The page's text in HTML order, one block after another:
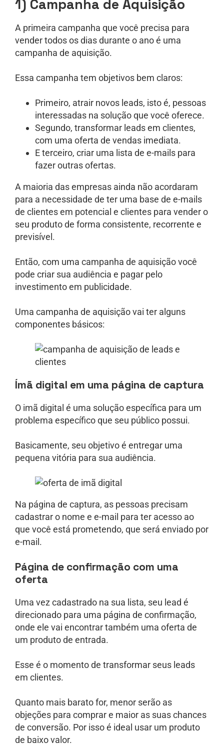
1) Campanha de Aquisição
A primeira campanha que você precisa para
vender todos os dias durante o ano é uma
campanha de aquisição.
Essa campanha tem objetivos bem claros:
Primeiro, atrair novos leads, isto é, pessoas
interessadas na solução que você oferece.
Segundo, transformar leads em clientes,
com uma oferta de vendas imediata.
E terceiro, criar uma lista de e-mails para
fazer outras ofertas.
A maioria das empresas ainda não acordaram
para a necessidade de ter uma base de e-mails
de clientes em potencial e clientes para vender o
seu produto de forma consistente, recorrente e
previsível.
Então, com uma campanha de aquisição você
pode criar sua audiência e pagar pelo
investimento em publicidade.
Uma campanha de aquisição vai ter alguns
componentes básicos:
Ímã digital em uma página de captura
O imã digital é uma solução específica para um
problema específico que seu público possui.
Basicamente, seu objetivo é entregar uma
pequena vitória para sua audiência.
Na página de captura, as pessoas precisam
cadastrar o nome e e-mail para ter acesso ao
que você está prometendo, que será enviado por
e-mail.
Página de confirmação com uma
oferta
Uma vez cadastrado na sua lista, seu lead é
direcionado para uma página de confirmação,
onde ele vai encontrar também uma oferta de
um produto de entrada.
Esse é o momento de transformar seus leads
em clientes.
Quanto mais barato for, menor serão as
objeções para comprar e maior as suas chances
de conversão. Por isso é ideal usar um produto
de baixo valor.